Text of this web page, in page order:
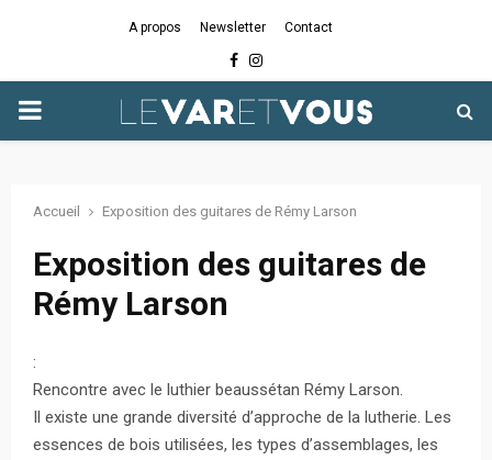
A propos Newsletter Contact
Facebook
Instagram
PRIMARY
Accueil Exposition des guitares de Rémy Larson
Exposition des guitares de
Rémy Larson
:
Rencontre avec le luthier beaussétan Rémy Larson.
Il existe une grande diversité d’approche de la lutherie. Les
essences de bois utilisées, les types d’assemblages, les